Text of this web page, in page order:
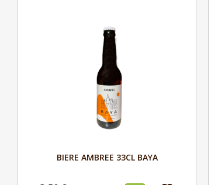
Aperçu
BIERE AMBREE 33CL BAYA